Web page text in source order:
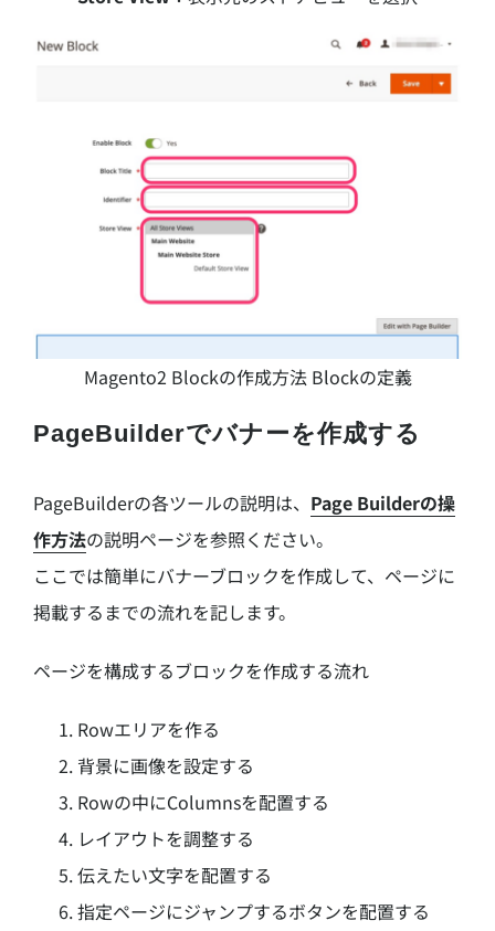
Magento2 Blockの作成方法 Blockの定義
PageBuilderでバナーを作成する
PageBuilderの各ツールの説明は、 Page Builderの操
作方法の説明ページを参照ください。
ここでは簡単にバナーブロックを作成して、ページに
掲載するまでの流れを記します。
ページを構成するブロックを作成する流れ
Rowエリアを作る
背景に画像を設定する
Rowの中にColumnsを配置する
レイアウトを調整する
伝えたい文字を配置する
指定ページにジャンプするボタンを配置する